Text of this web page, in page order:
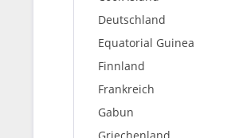
Deutschland
Equatorial Guinea
Finnland
Frankreich
Gabun